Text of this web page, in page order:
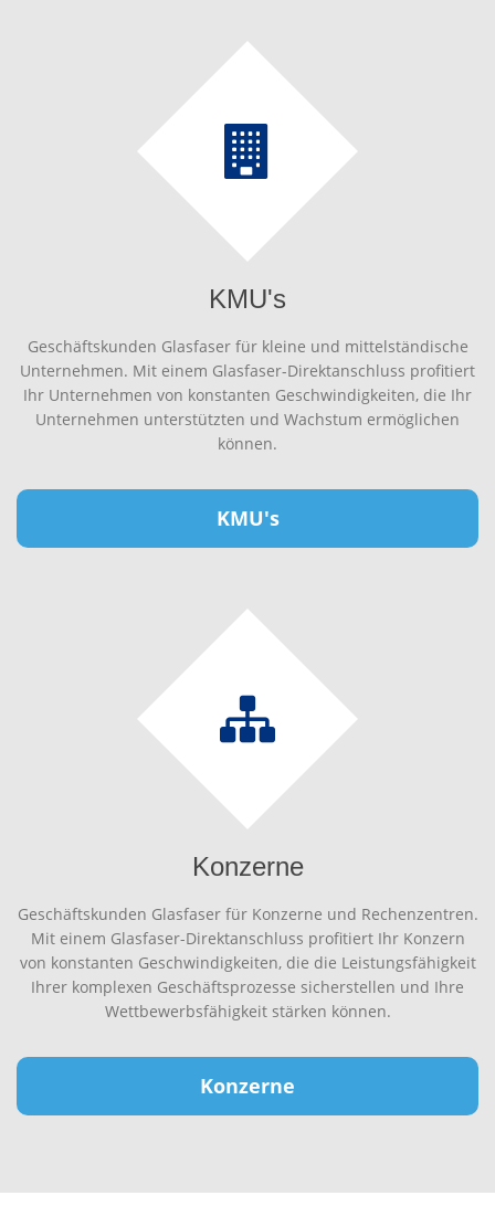
KMU's
Geschäftskunden Glasfaser für kleine und mittelständische
Unternehmen. Mit einem Glasfaser-Direktanschluss profitiert
Ihr Unternehmen von konstanten Geschwindigkeiten, die Ihr
Unternehmen unterstützten und Wachstum ermöglichen
können.
KMU's
Konzerne
Geschäftskunden Glasfaser für Konzerne und Rechenzentren.
Mit einem Glasfaser-Direktanschluss profitiert Ihr Konzern
von konstanten Geschwindigkeiten, die die Leistungsfähigkeit
Ihrer komplexen Geschäftsprozesse sicherstellen und Ihre
Wettbewerbsfähigkeit stärken können.
Konzerne